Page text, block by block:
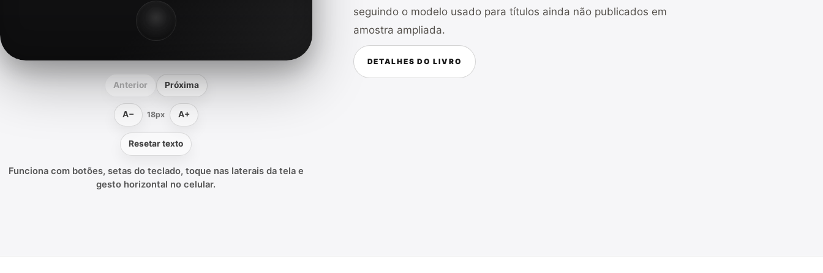
Anterior Próxima
A− 18px A+
Resetar texto
Funciona com botões, setas do teclado, toque nas laterais da tela e
gesto horizontal no celular.
seguindo o modelo usado para títulos ainda não publicados em
amostra ampliada.
DETALHES DO LIVRO